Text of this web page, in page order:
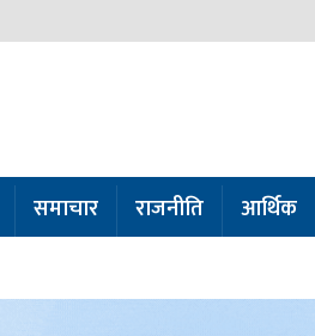
समाचार राजनीति आर्थिक